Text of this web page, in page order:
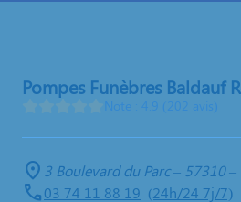
Pompes Funèbres Baldauf
Note : 4.9 (202 avis)
3 Boulevard du Parc – 57310 –
03 74 11 88 19 (24h/24 7j/7)